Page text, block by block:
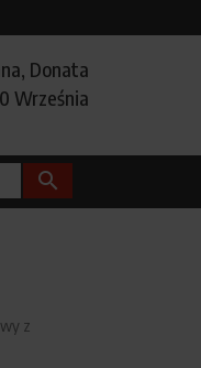
Donata
Września

z